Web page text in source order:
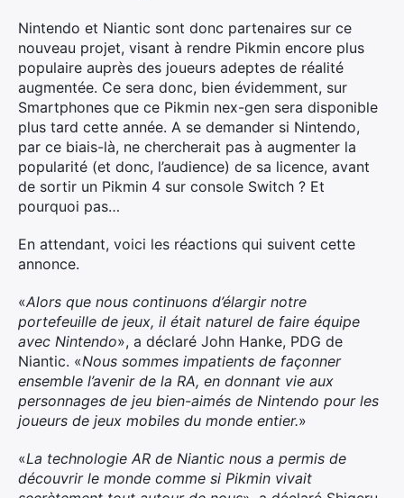
Nintendo et Niantic sont donc partenaires sur ce
nouveau projet, visant à rendre Pikmin encore plus
populaire auprès des joueurs adeptes de réalité
augmentée. Ce sera donc, bien évidemment, sur
Smartphones que ce Pikmin nex-gen sera disponible
plus tard cette année. A se demander si Nintendo,
par ce biais-là, ne chercherait pas à augmenter la
popularité (et donc, l’audience) de sa licence, avant
de sortir un Pikmin 4 sur console Switch ? Et
pourquoi pas…
En attendant, voici les réactions qui suivent cette
annonce.
«Alors que nous continuons d’élargir notre
portefeuille de jeux, il était naturel de faire équipe
avec Nintendo», a déclaré John Hanke, PDG de
Niantic. «Nous sommes impatients de façonner
ensemble l’avenir de la RA, en donnant vie aux
personnages de jeu bien-aimés de Nintendo pour les
joueurs de jeux mobiles du monde entier.»
«La technologie AR de Niantic nous a permis de
découvrir le monde comme si Pikmin vivait